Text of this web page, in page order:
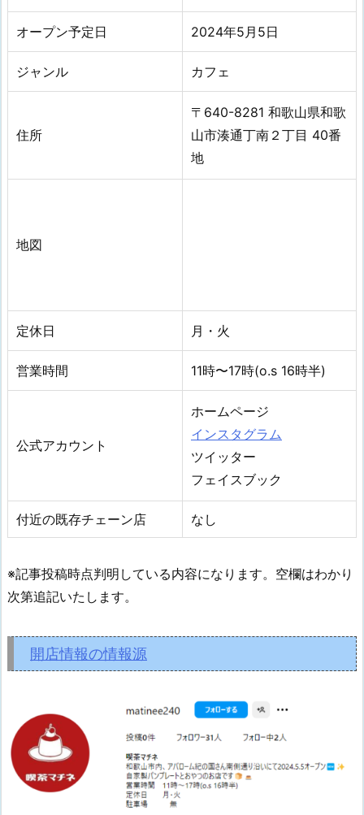
オープン予定日 2024年5月5日
ジャンル カフェ
住所
〒640-8281 和歌山県和歌
山市湊通丁南２丁目 40番
地
地図
定休日 月・火
営業時間 11時〜17時(o.s 16時半)
公式アカウント
ホームページ
インスタグラム
ツイッター
フェイスブック
付近の既存チェーン店 なし
※記事投稿時点判明している内容になります。空欄はわかり
次第追記いたします。
開店情報の情報源